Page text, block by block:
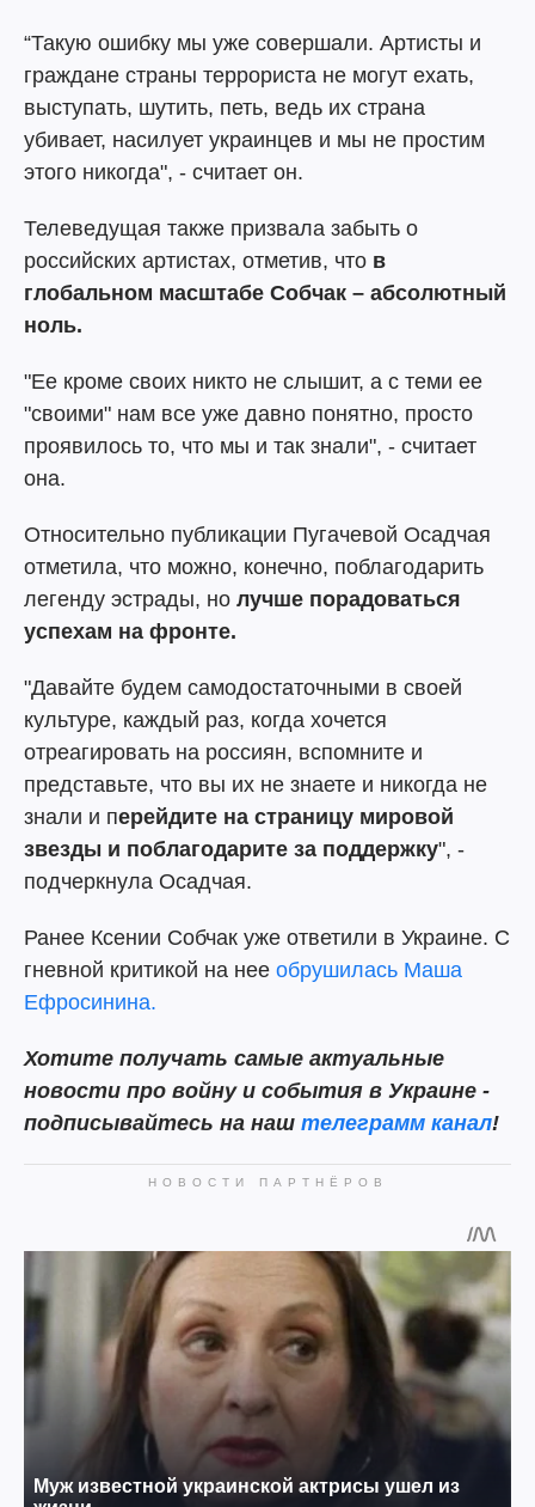
“Такую ошибку мы уже совершали. Артисты и
граждане страны террориста не могут ехать,
выступать, шутить, петь, ведь их страна
убивает, насилует украинцев и мы не простим
этого никогда", - считает он.
Телеведущая также призвала забыть о
российских артистах, отметив, что в
глобальном масштабе Собчак – абсолютный
ноль.
"Ее кроме своих никто не слышит, а с теми ее
"своими" нам все уже давно понятно, просто
проявилось то, что мы и так знали", - считает
она.
Относительно публикации Пугачевой Осадчая
отметила, что можно, конечно, поблагодарить
легенду эстрады, но лучше порадоваться
успехам на фронте.
"Давайте будем самодостаточными в своей
культуре, каждый раз, когда хочется
отреагировать на россиян, вспомните и
представьте, что вы их не знаете и никогда не
знали и перейдите на страницу мировой
звезды и поблагодарите за поддержку", -
подчеркнула Осадчая.
Ранее Ксении Собчак уже ответили в Украине. С
гневной критикой на нее обрушилась Маша
Ефросинина.
Хотите получать самые актуальные
новости про войну и события в Украине -
подписывайтесь на наш телеграмм канал!